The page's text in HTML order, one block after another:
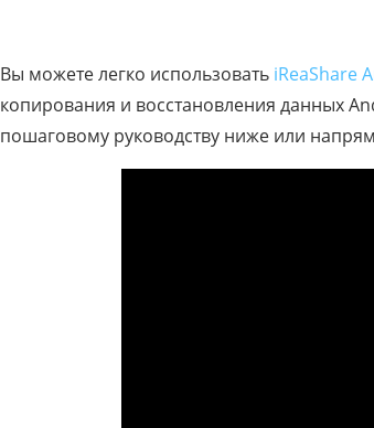
Вы можете легко использовать iReaShare
копирования и восстановления данных
пошаговому руководству ниже или